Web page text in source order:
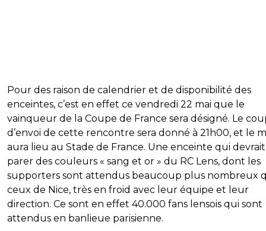
Pour des raison de calendrier et de disponibilité des
enceintes, c’est en effet ce vendredi 22 mai que le
vainqueur de la Coupe de France sera désigné. Le
d’envoi de cette rencontre sera donné à 21h00, et le
aura lieu au Stade de France. Une enceinte qui devrait
parer des couleurs « sang et or » du RC Lens, dont les
supporters sont attendus beaucoup plus nombreux
ceux de Nice, très en froid avec leur équipe et leur
direction. Ce sont en effet 40.000 fans lensois qui sont
attendus en banlieue parisienne.